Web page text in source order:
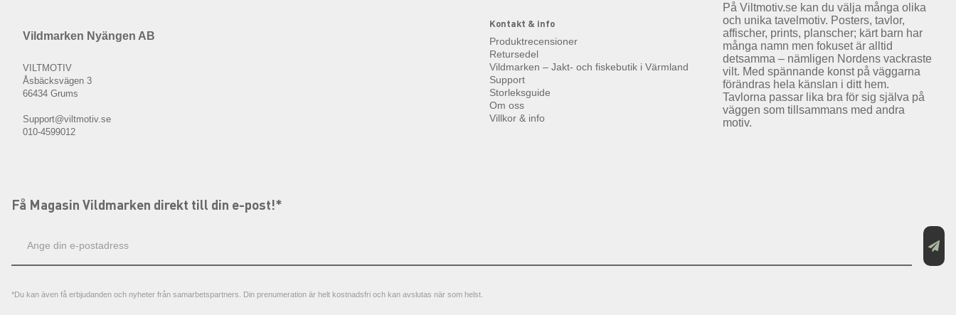
Vildmarken Nyängen AB
VILTMOTIV
Åsbäcksvägen 3
66434 Grums
Support@viltmotiv.se
010-4599012
Kontakt & info
Produktrecensioner
Retursedel
Vildmarken – Jakt- och fiskebutik i Värmland
Support
Storleksguide
Om oss
Villkor & info
På Viltmotiv.se kan du välja många olika
och unika tavelmotiv. Posters, tavlor,
affischer, prints, planscher; kärt barn har
många namn men fokuset är alltid
detsamma – nämligen Nordens vackraste
vilt. Med spännande konst på väggarna
förändras hela känslan i ditt hem.
Tavlorna passar lika bra för sig själva på
väggen som tillsammans med andra
motiv.
Få Magasin Vildmarken direkt till din e-post!*
postadress
*Du kan även få erbjudanden och nyheter från samarbetspartners. Din prenumeration är helt kostnadsfri och kan avslutas när som helst.